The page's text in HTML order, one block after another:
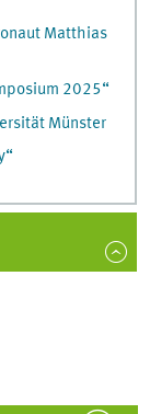
Matthias
2025“
Münster